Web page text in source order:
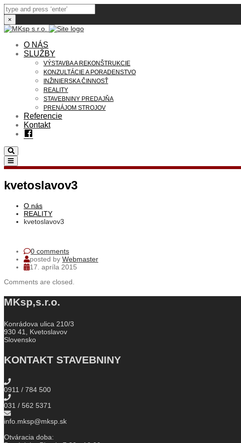
×
O NÁS
SLUŽBY
VÝSTAVBA A REKONŠTRUKCIE
KONZULTÁCIE A PORADENSTVO
INŽINIERSKA ČINNOSŤ
REALITY
STAVEBNINY PREDAJŇA
PRENÁJOM STROJOV
Referencie
Kontakt
Toggle
navigation
kvetoslavov3
O nás
REALITY
kvetoslavov3
0 comments
posted by Webmaster
17. apríla 2015
Comments are closed.
MKsp,s.r.o.
Konrádova ulica 210/3
930 41, Kvetoslavov
Slovensko
KONTAKT STAVEBNINY
0911 / 784 500
031 / 562 5371
info.mksp@mksp.sk
Otváracia doba: